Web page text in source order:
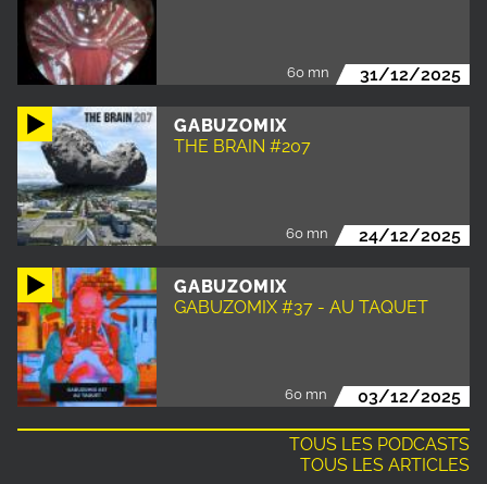
60 mn 31/12/2025
GABUZOMIX
THE BRAIN #207
60 mn 24/12/2025
GABUZOMIX
GABUZOMIX #37 - AU TAQUET
60 mn 03/12/2025
TOUS LES PODCASTS
TOUS LES ARTICLES